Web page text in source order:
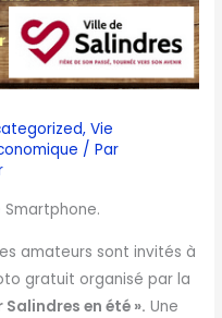
,Vie
/ Par
amateurs sont invités à
gratuit organisé par la
Salindres en été ». Une